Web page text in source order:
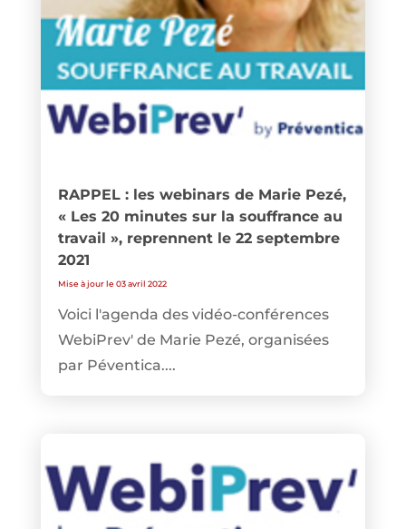
RAPPEL : les webinars de Marie Pezé,
« Les 20 minutes sur la souffrance au
travail », reprennent le 22 septembre
2021
Mise à jour le 03 avril 2022
Voici l'agenda des vidéo-conférences
WebiPrev' de Marie Pezé, organisées
par Péventica....